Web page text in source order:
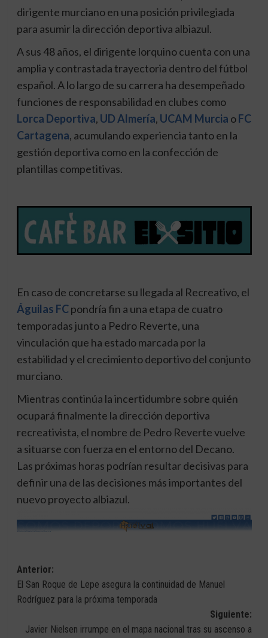
dirigente murciano en una posición privilegiada
para asumir la dirección deportiva albiazul.
A sus 48 años, el dirigente lorquino cuenta con una
amplia y contrastada trayectoria dentro del fútbol
español. A lo largo de su carrera ha desempeñado
funciones de responsabilidad en clubes como
Lorca Deportiva, UD Almería, UCAM Murcia oFC
Cartagena, acumulando experiencia tanto en la
gestión deportiva como en la confección de
plantillas competitivas.
En caso de concretarse su llegada al Recreativo, el
Águilas FCpondría fin a una etapa de cuatro
temporadas junto a Pedro Reverte, una
vinculación que ha estado marcada por la
estabilidad y el crecimiento deportivo del conjunto
murciano.
Mientras continúa la incertidumbre sobre quién
ocupará finalmente la dirección deportiva
recreativista, el nombre de Pedro Reverte vuelve
a situarse con fuerza en el entorno del Decano.
Las próximas horas podrían resultar decisivas para
definir una de las decisiones más importantes del
nuevo proyecto albiazul.
Navegación
de
entradas
Anterior:
El San Roque de Lepe asegura la continuidad de Manuel
Rodríguez para la próxima temporada
Siguiente:
Javier Nielsen irrumpe en el mapa nacional tras su ascenso a